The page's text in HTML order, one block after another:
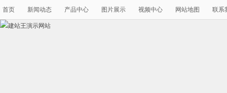
首页 新闻动态 产品中心 图片展示 视频中心 网站地图 联系